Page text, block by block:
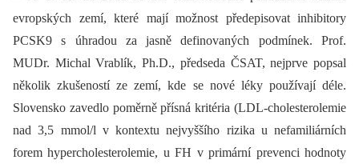
evropských zemí, které mají možnost předepisovat inhibitory
PCSK9 s úhradou za jasně definovaných podmínek. Prof.
MUDr. Michal Vrablík, Ph.D., předseda ČSAT, nejprve popsal
několik zkušeností ze zemí, kde se nové léky používají déle.
Slovensko zavedlo poměrně přísná kritéria (LDL-cholesterolemie
nad 3,5 mmol/l v kontextu nejvyššího rizika u nefamiliárních
forem hypercholesterolemie, u FH v primární prevenci hodnoty